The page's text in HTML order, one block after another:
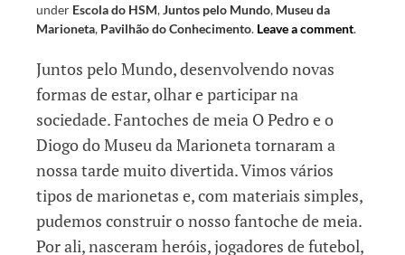
under Escola do HSM,Juntos pelo Mundo, Museu da
Marioneta, Pavilhão do Conhecimento. Leave a comment.
Juntos pelo Mundo, desenvolvendo novas
formas de estar, olhar e participar na
sociedade. Fantoches de meia O Pedro e o
Diogo do Museu da Marioneta tornaram a
nossa tarde muito divertida. Vimos vários
tipos de marionetas e, com materiais simples,
pudemos construir o nosso fantoche de meia.
Por ali, nasceram heróis, jogadores de futebol,